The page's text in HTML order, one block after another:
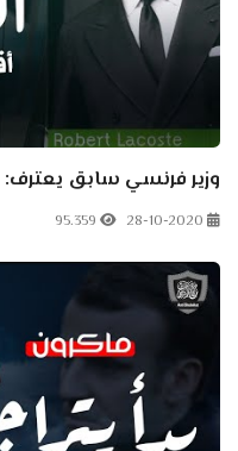
وزير فرنسي سابق يعترف:
28-10-2020
95.359